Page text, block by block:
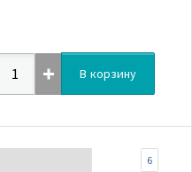
В корзину
6